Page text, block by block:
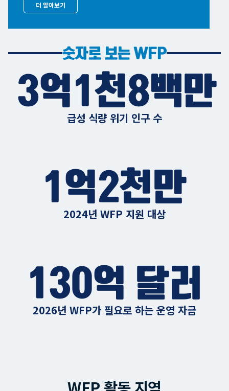
더 알아보기
숫자로 보는 WFP
3억1천8백만
급성 식량 위기 인구 수
1억2천만
2024년 WFP 지원 대상
130억 달러
2026년 WFP가 필요로 하는 운영 자금